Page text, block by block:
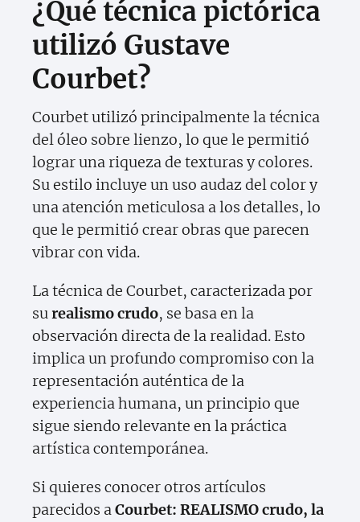
¿Qué técnica pictórica
utilizó Gustave
Courbet?
Courbet utilizó principalmente la técnica
del óleo sobre lienzo, lo que le permitió
lograr una riqueza de texturas y colores.
Su estilo incluye un uso audaz del color y
una atención meticulosa a los detalles, lo
que le permitió crear obras que parecen
vibrar con vida.
La técnica de Courbet, caracterizada por
surealismo crudo, se basa en la
observación directa de la realidad. Esto
implica un profundo compromiso con la
representación auténtica de la
experiencia humana, un principio que
sigue siendo relevante en la práctica
artística contemporánea.
Si quieres conocer otros artículos
parecidos aCourbet: REALISMO crudo, la